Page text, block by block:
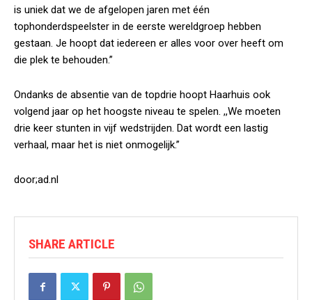
is uniek dat we de afgelopen jaren met één
tophonderdspeelster in de eerste wereldgroep hebben
gestaan. Je hoopt dat iedereen er alles voor over heeft om
die plek te behouden.”
Ondanks de absentie van de topdrie hoopt Haarhuis ook
volgend jaar op het hoogste niveau te spelen. ,,We moeten
drie keer stunten in vijf wedstrijden. Dat wordt een lastig
verhaal, maar het is niet onmogelijk.”
door;ad.nl
SHARE ARTICLE